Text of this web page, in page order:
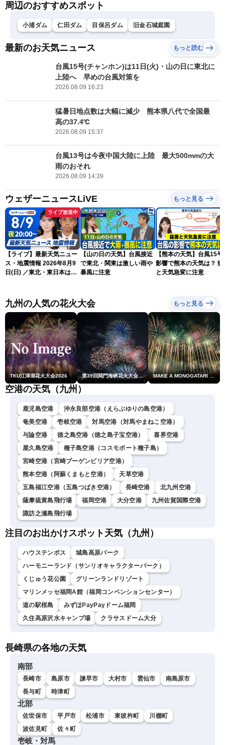
周辺のおすすめスポット
小浦ダム 仁田ダム 目保呂ダム 旧金石城庭園
最新のお天気ニュース もっと読む
台風15号(チャンホン)は11日(火)・山の日に東北に
上陸へ 早めの台風対策を
2026.08.09 16:23
猛暑日地点数は大幅に減少 熊本県八代で全国最
高の37.4℃
2026.08.09 15:37
台風13号は今夜中国大陸に上陸 最大500mmの大
雨のおそれ
2026.08.09 14:39
ウェザーニュースLiVE もっと見る
ライブ放送中
【ライブ】最新天気ニュー
ス・地震情報 2026年8月9
日(日) ／東北・東日本は急
衣／芳野達郎〉
【山の日の天気】台風接近
で東北・関東は激しい雨や
暴風に注意
【熊本の天気】台風15号
影響で熊本の天気は？ 猛
と天気急変に注意
九州の人気の花火大会 もっと見る
TKU江津湖花火大会2026 第39回関門海峡花火大会(門司側) MAKE A MONOGATARI 2026
空港の天気（九州）
鹿児島空港
沖永良部空港（えらぶゆりの島空港）
奄美空港
壱岐空港
対馬空港（対馬やまねこ空港）
与論空港
徳之島空港（徳之島子宝空港）
喜界空港
屋久島空港
種子島空港（コスモポート種子島）
宮崎空港（宮崎ブーゲンビリア空港）
熊本空港（阿蘇くまもと空港）
天草空港
五島福江空港（五島つばき空港）
長崎空港
北九州空港
薩摩硫黄島飛行場
福岡空港 大分空港
九州佐賀国際空港
諏訪之瀬島飛行場
注目のお出かけスポット天気（九州）
ハウステンボス
城島高原パーク
ハーモニーランド（サンリオキャラクターパーク）
くじゅう花公園
グリーンランドリゾート
マリンメッセ福岡A館（福岡コンベンションセンター）
道の駅桜島
みずほPayPayドーム福岡
久住高原沢水キャンプ場
クラサスドーム大分
長崎県の各地の天気
南部
長崎市 島原市 諫早市 大村市 雲仙市
南島原市
長与町
時津町
北部
佐世保市 平戸市 松浦市 東彼杵町
川棚町
波佐見町
佐々町
壱岐・対馬